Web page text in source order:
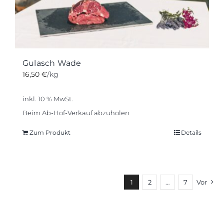
Gulasch Wade
16,50 €/kg
inkl. 10 % MwSt.
Beim Ab-Hof-Verkauf abzuholen
Zum Produkt Details
1 2 … 7 Vor